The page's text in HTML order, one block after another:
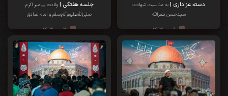
دسته عزاداری | به مناسبت شهادت
سیدحسن نصرالله
۹ مهر ۱۴۰۳
جلسه هفتگی |ولادت پیامبر اکرم
صلی‌الله‌علیه‌وآله‌وسلم و امام صادق
۳ مهر ۱۴۰۳